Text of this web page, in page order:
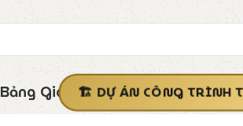
Bảng Giá DỰ ÁN CÔNG TRÌNH